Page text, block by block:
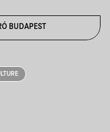
BUDAPEST